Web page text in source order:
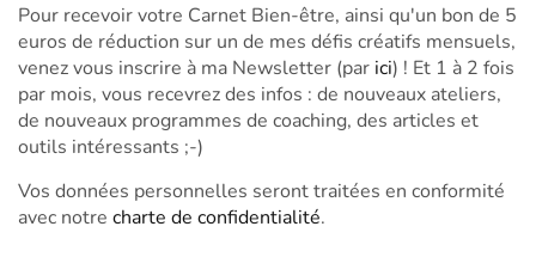
Pour recevoir votre Carnet Bien-être, ainsi qu'un bon de 5
euros de réduction sur un de mes défis créatifs mensuels,
venez vous inscrire à ma Newsletter (par ici) ! Et 1 à 2 fois
par mois, vous recevrez des infos : de nouveaux ateliers,
de nouveaux programmes de coaching, des articles et
outils intéressants ;-)
Vos données personnelles seront traitées en conformité
avec notre charte de confidentialité.